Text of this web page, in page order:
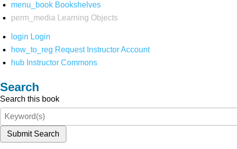
menu_book Bookshelves
perm_media
Learning Objects
login Login
how_to_reg Request Instructor Account
hub Instructor Commons
Search
Search this book
Submit Search